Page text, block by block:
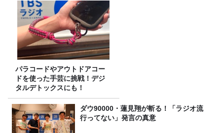
パラコードやアウトドアコー
ドを使った手芸に挑戦！デジ
タルデトックスにも！
ダウ90000・蓮見翔が斬る！「ラジオ流
行ってない」発言の真意